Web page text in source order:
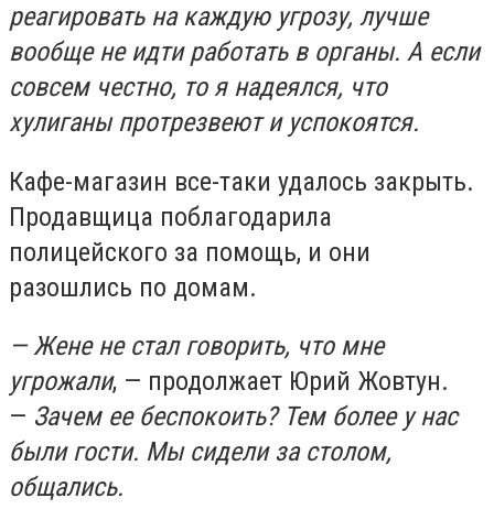
реагировать на каждую угрозу, лучше
вообще не идти работать в органы. А если
совсем честно, то я надеялся, что
хулиганы протрезвеют и успокоятся.
Кафе-магазин все-таки удалось закрыть.
Продавщица поблагодарила
полицейского за помощь, и они
разошлись по домам.
— Жене не стал говорить, что мне
угрожали, — продолжает Юрий Жовтун.
— Зачем ее беспокоить? Тем более у нас
были гости. Мы сидели за столом,
общались.